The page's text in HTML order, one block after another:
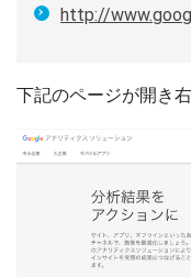
http://
下記のページが開き